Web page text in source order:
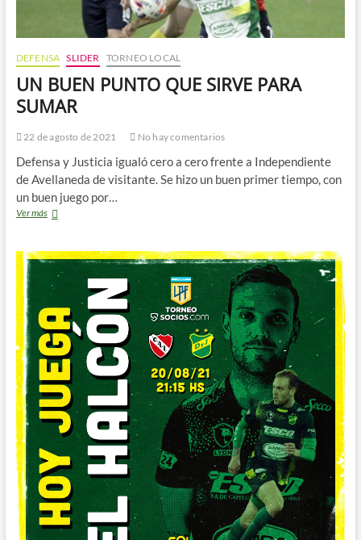
DEFENSA SLIDER TORNEO LOCAL
UN BUEN PUNTO QUE SIRVE PARA
SUMAR
22 de agosto de 2021 No hay comentarios
Defensa y Justicia igualó cero a cero frente a Independiente
de Avellaneda de visitante. Se hizo un buen primer tiempo, con
un buen juego por…
Ver másUN
QUE
SIRVE
PARA